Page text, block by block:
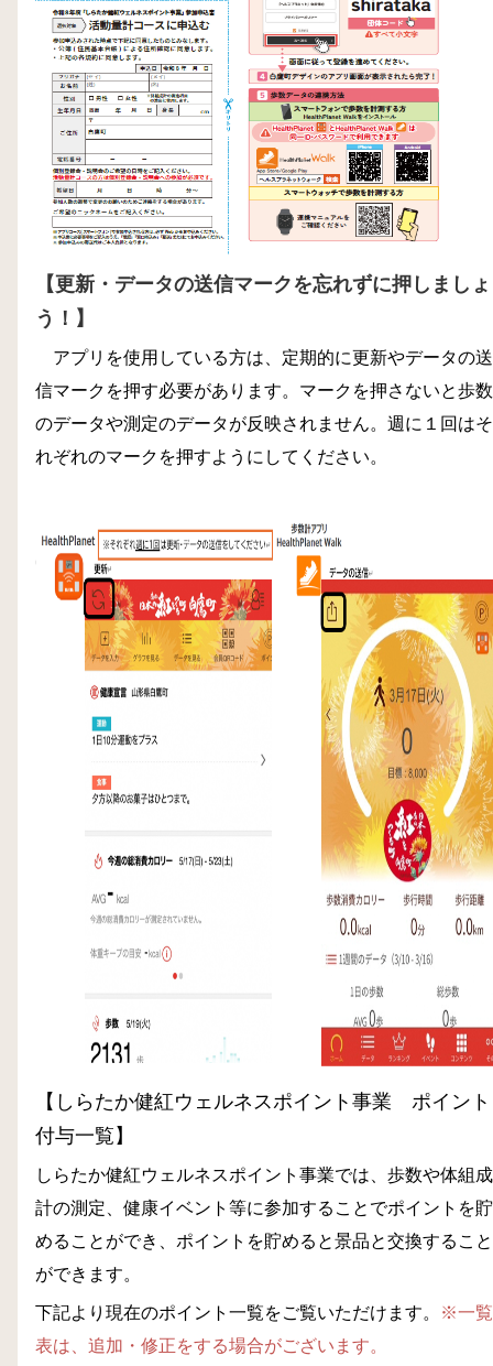
【更新・データの送信マークを忘れずに押しましょ
う！】
アプリを使用している方は、定期的に更新やデータの送
信マークを押す必要があります。 マークを押さないと歩数
のデータや測定のデータが反映されません。週に１回はそ
れぞれのマークを押すようにしてください。
【しらたか健紅ウェルネスポイント事業 ポイント
付与一覧】
しらたか健紅ウェルネスポイント事業では、歩数や体組成
計の測定、健康イベント等に参加することでポイントを貯
めることができ、ポイントを貯めると景品と交換すること
ができます。
下記より現在のポイント一覧をご覧いただけます。
※一覧
表は、追加・修正をする場合がございます。